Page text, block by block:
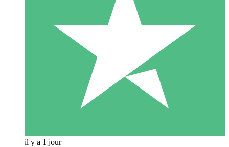
il y a 1 jour